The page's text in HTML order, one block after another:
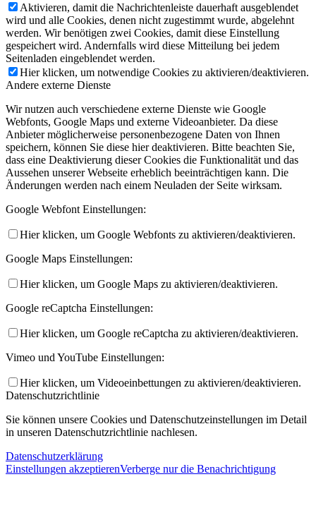
Aktivieren, damit die Nachrichtenleiste dauerhaft ausgeblendet
wird und alle Cookies, denen nicht zugestimmt wurde, abgelehnt
werden. Wir benötigen zwei Cookies, damit diese Einstellung
gespeichert wird. Andernfalls wird diese Mitteilung bei jedem
Seitenladen eingeblendet werden.
Hier klicken, um notwendige Cookies zu aktivieren/deaktivieren.
Andere externe Dienste
Wir nutzen auch verschiedene externe Dienste wie Google
Webfonts, Google Maps und externe Videoanbieter. Da diese
Anbieter möglicherweise personenbezogene Daten von Ihnen
speichern, können Sie diese hier deaktivieren. Bitte beachten Sie,
dass eine Deaktivierung dieser Cookies die Funktionalität und das
Aussehen unserer Webseite erheblich beeinträchtigen kann. Die
Änderungen werden nach einem Neuladen der Seite wirksam.
Google Webfont Einstellungen:
Hier klicken, um Google Webfonts zu aktivieren/deaktivieren.
Google Maps Einstellungen:
Hier klicken, um Google Maps zu aktivieren/deaktivieren.
Google reCaptcha Einstellungen:
Hier klicken, um Google reCaptcha zu aktivieren/deaktivieren.
Vimeo und YouTube Einstellungen:
Hier klicken, um Videoeinbettungen zu aktivieren/deaktivieren.
Datenschutzrichtlinie
Sie können unsere Cookies und Datenschutzeinstellungen im Detail
in unseren Datenschutzrichtlinie nachlesen.
Datenschutzerklärung
Einstellungen akzeptierenVerberge nur die Benachrichtigung